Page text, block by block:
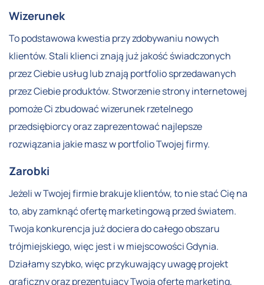
Wizerunek
To podstawowa kwestia przy zdobywaniu nowych
klientów. Stali klienci znają już jakość świadczonych
przez Ciebie usług lub znają portfolio sprzedawanych
przez Ciebie produktów. Stworzenie strony internetowej
pomoże Ci zbudować wizerunek rzetelnego
przedsiębiorcy oraz zaprezentować najlepsze
rozwiązania jakie masz w portfolio Twojej firmy.
Zarobki
Jeżeli w Twojej firmie brakuje klientów, to nie stać Cię na
to, aby zamknąć ofertę marketingową przed światem.
Twoja konkurencja już dociera do całego obszaru
trójmiejskiego, więc jest i w miejscowości Gdynia.
Działamy szybko, więc przykuwający uwagę projekt
graficzny oraz prezentujący Twoja ofertę marketing,